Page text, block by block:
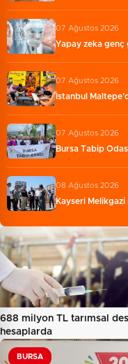
07 Ağustos 2026
Yapay zeka genç
07 Ağustos 2026
İstanbul
07 Ağustos 2026
Bursa Tabip
08 Ağustos 2026
Kayseri Melikgazi
688 milyon TL tarımsal
hesaplarda
BURSA